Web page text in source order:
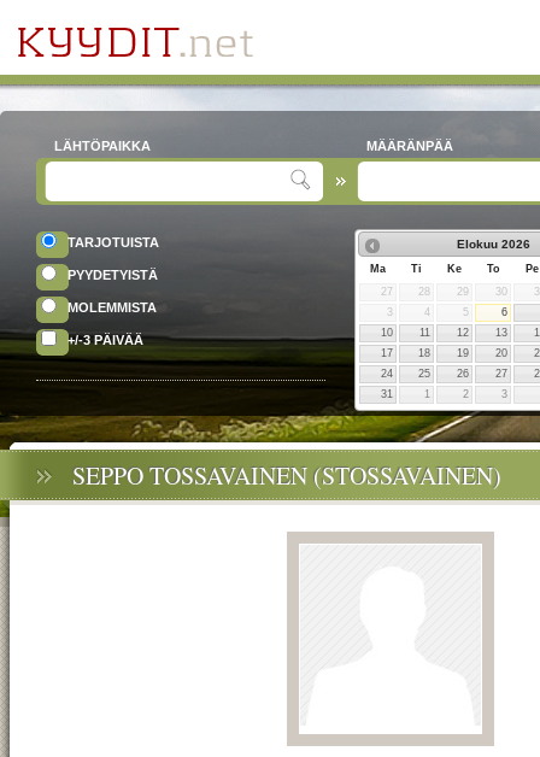
LÄHTÖPAIKKA MÄÄRÄNPÄÄ
TARJOTUISTA
PYYDETYISTÄ
MOLEMMISTA
+/-3 PÄIVÄÄ
Elokuu 2026
Ma Ti Ke To
Pe
27
28 29 30
3
4 5
6
10
11 12 13
17
18 19 20
24
25 26 27
31
1 2 3
SEPPO TOSSAVAINEN (STOSSAVAINEN)